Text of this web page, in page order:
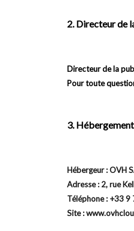
2. Directeur de
Directeur de la
Pour toute
3.
Hébergeur : OVH
Adresse : 2, rue
Téléphone : +33
Site :